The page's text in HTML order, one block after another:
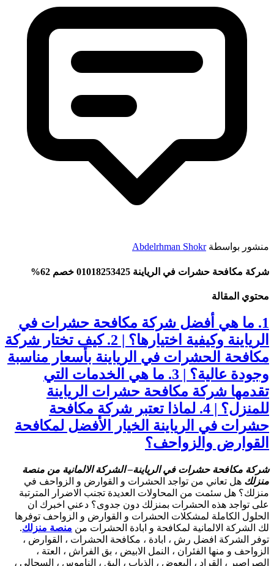
منشور بواسطةAbdelrhman Shokr
شركة مكافحة حشرات في الرياينة 01018253425 خصم 62%
محتوي المقالة
1. ما هي أفضل شركة مكافحة حشرات في
الرياينة وكيفية اختيارها؟ | 2. كيف تختار شركة
مكافحة الحشرات في الرياينة بأسعار مناسبة
وجودة عالية؟ | 3. ما هي الخدمات التي
تقدمها شركة مكافحة حشرات الرياينة
للمنزل؟ | 4. لماذا تعتبر شركة مكافحة
حشرات في الرياينة الخيار الأفضل لمكافحة
القوارض والزواحف؟
شركة مكافحة حشرات في الرياينة– الشركة الالمانية من منصة
منزلك هل تعاني من تواجد الحشرات و القوارض و الزواحف في
منزلك؟ هل سئمت من المحاولات العديدة تجنب الاضرار المترتبة
على تواجد هذه الحشرات بمنزلك دون جدوى؟ دعني اخبرك ان
الحلول الكاملة لمشكلات الحشرات و القوارض و الزواحف توفرها
لك الشركة الالمانية لمكافحة و ابادة الحشرات من منصة منزلك.
توفر الشركة افضل رش ، ابادة ، مكافحة الحشرات ، القوارض ،
الزواحف و منها الفئران ، النمل الابيض ، بق الفراش ، العتة ،
الصراصير ، القراد ، البعوض ، الذباب ، البق ، الناموس ، السحالي ،